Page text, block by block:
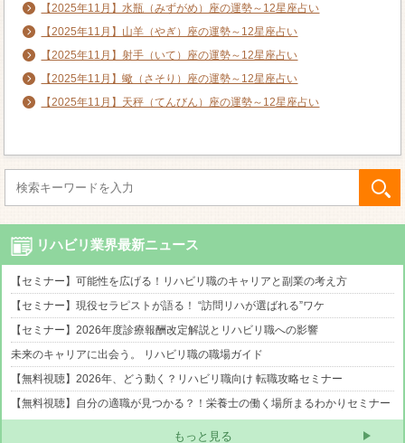
【2025年11月】水瓶（みずがめ）座の運勢～12星座占い
【2025年11月】山羊（やぎ）座の運勢～12星座占い
【2025年11月】射手（いて）座の運勢～12星座占い
【2025年11月】蠍（さそり）座の運勢～12星座占い
【2025年11月】天秤（てんびん）座の運勢～12星座占い
リハビリ業界最新ニュース
【セミナー】可能性を広げる！リハビリ職のキャリアと副業の考え方
【セミナー】現役セラピストが語る！ “訪問リハが選ばれる”ワケ
【セミナー】2026年度診療報酬改定解説とリハビリ職への影響
未来のキャリアに出会う。 リハビリ職の職場ガイド
【無料視聴】2026年、どう動く？リハビリ職向け 転職攻略セミナー
【無料視聴】自分の適職が見つかる？！栄養士の働く場所まるわかりセミナー
もっと見る